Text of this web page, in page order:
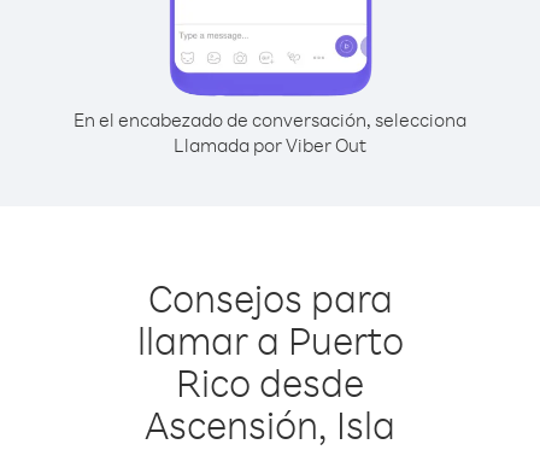
En el encabezado de conversación, selecciona
Llamada por Viber Out
Consejos para
llamar a Puerto
Rico desde
Ascensión, Isla